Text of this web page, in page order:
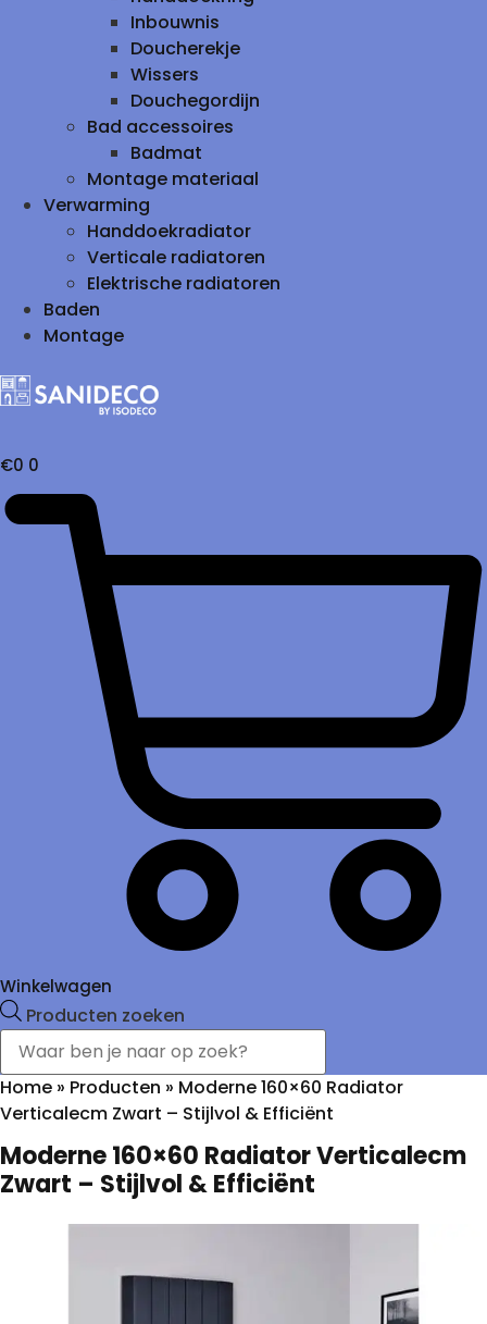
Inbouwnis
Doucherekje
Wissers
Douchegordijn
Bad accessoires
Badmat
Montage materiaal
Verwarming
Handdoekradiator
Verticale radiatoren
Elektrische radiatoren
Baden
Montage
€0 0
Winkelwagen
Producten zoeken
Home » Producten » Moderne 160×60 Radiator
Verticalecm Zwart – Stijlvol & Efficiënt
Moderne 160×60 Radiator Verticalecm
Zwart – Stijlvol & Efficiënt